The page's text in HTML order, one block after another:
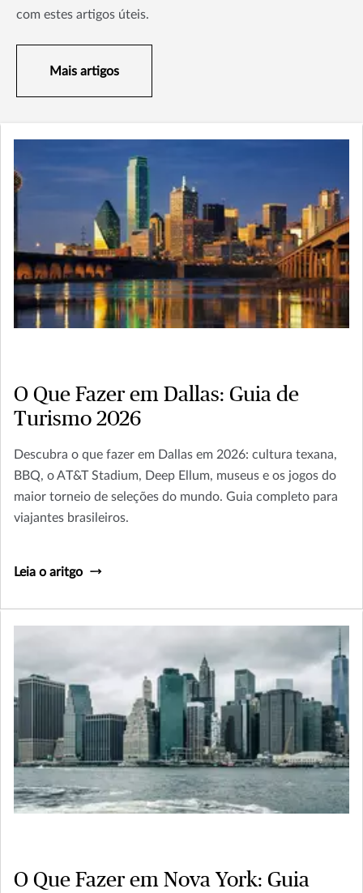
com estes artigos úteis.
Mais artigos
O Que Fazer em Dallas: Guia de
Turismo 2026
Descubra o que fazer em Dallas em 2026: cultura texana,
BBQ, o AT&T Stadium, Deep Ellum, museus e os jogos do
maior torneio de seleções do mundo. Guia completo para
viajantes brasileiros.
Leia o aritgo
O Que Fazer em Nova York: Guia